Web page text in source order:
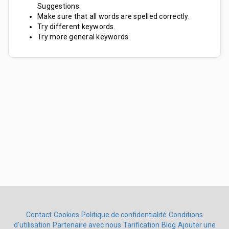
Suggestions:
Make sure that all words are spelled correctly.
Try different keywords.
Try more general keywords.
Contact Cookies Politique de confidentialité Conditions
d'utilisation Partenaire avec nous Tarification Blog Ajouter une